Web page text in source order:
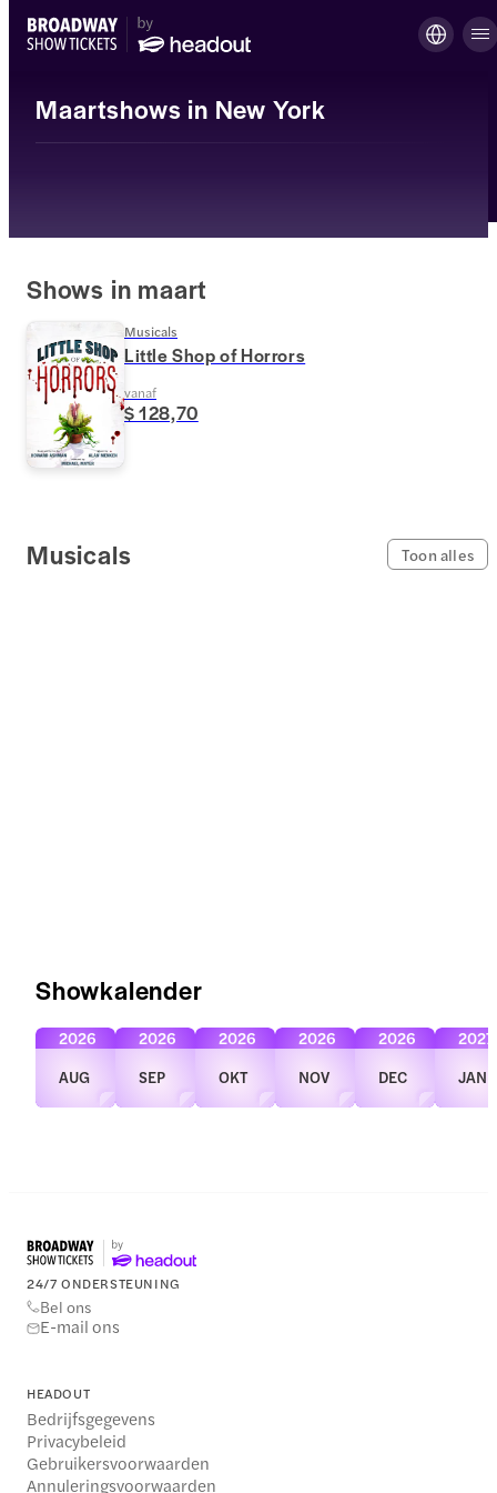
Maartshows in New York
Shows in maart
Musicals
Little Shop of Horrors
vanaf
$ 128,70
Musicals Toon alles
Showkalender
AUG
2026
SEP
2026
OKT
2026
NOV
2026
DEC
2026
JAN
2027
24/7 ONDERSTEUNING
Bel ons
E-mail ons
HEADOUT
Bedrijfsgegevens
Privacybeleid
Gebruikersvoorwaarden
Annuleringsvoorwaarden